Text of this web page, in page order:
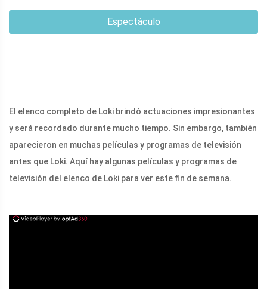
Espectáculo
El elenco completo de Loki brindó actuaciones impresionantes
y será recordado durante mucho tiempo. Sin embargo, también
aparecieron en muchas películas y programas de televisión
antes que Loki. Aquí hay algunas películas y programas de
televisión del elenco de Loki para ver este fin de semana.